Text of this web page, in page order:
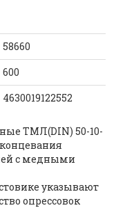
58660
600
4630019122552
ТМЛ(DIN) 50-10-
с медными
указывают
опрессовок